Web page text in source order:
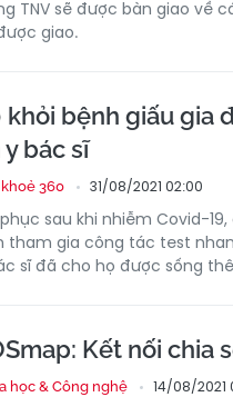
TNV sẽ được bàn giao về
giao.
khỏi bệnh giấu gia
y bác sĩ
360 31/08/2021 02:00
sau khi nhiễm Covid-
tham gia công tác test
sĩ đã cho họ được sống
Kết nối chia
học & Công nghệ 14/08/2021